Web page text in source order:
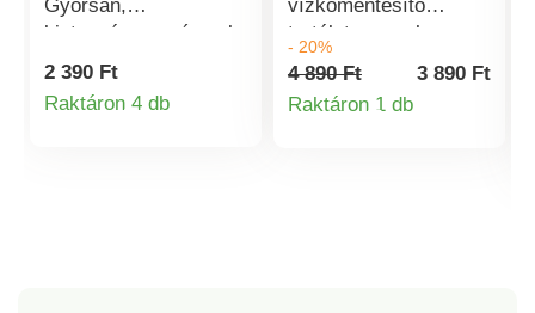
Gyorsan,
biztonságosan és sok
hulladék nélkül
gyümölcsök és
2 390 Ft
Raktáron 4 dbTermékinformációk
vízkőmentesítő
tartályt a csaphoz.
Biztonságosan tartja,
újra csillogni fog. A
- 20%
4 890 Ft
3 890 Ft
Raktáron 1 db